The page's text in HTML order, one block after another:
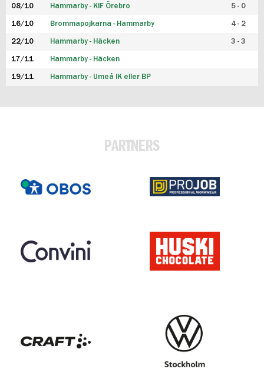
08/10 Hammarby - KIF Örebro 5 - 0
16/10 Brommapojkarna - Hammarby 4 - 2
22/10 Hammarby - Häcken 3 - 3
17/11 Hammarby - Häcken
19/11 Hammarby - Umeå IK eller BP
PARTNERS